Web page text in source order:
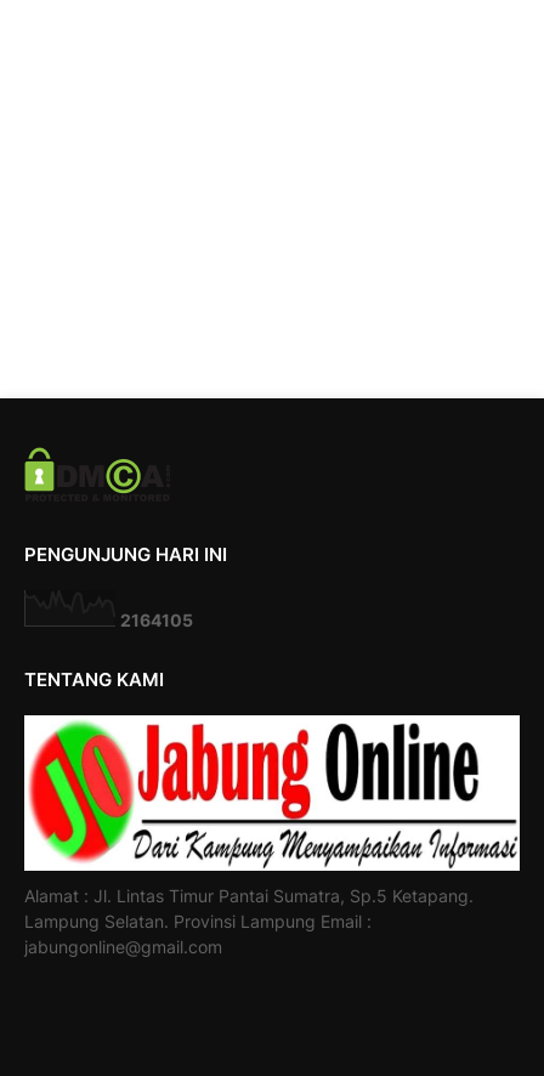
PENGUNJUNG HARI INI
2164105
TENTANG KAMI
Alamat : Jl. Lintas Timur Pantai Sumatra, Sp.5 Ketapang.
Lampung Selatan. Provinsi Lampung Email :
jabungonline@gmail.com